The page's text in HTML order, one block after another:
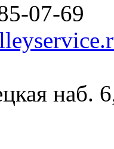
07-69
наб.